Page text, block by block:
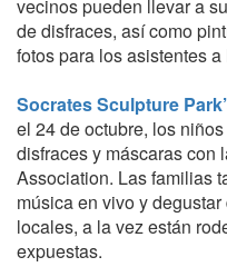
vecinos pueden llevar a
de disfraces, así como
fotos para los asistentes a
Socrates Sculpture
el 24 de octubre, los
disfraces y máscaras con
Association. Las familias
música en vivo y
locales, a la vez están
expuestas.